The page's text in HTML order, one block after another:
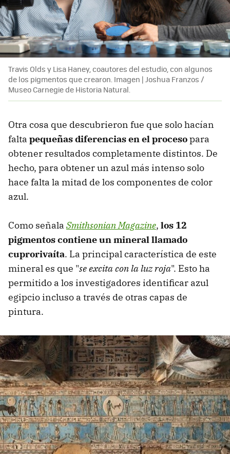
Travis Olds y Lisa Haney, coautores del estudio, con algunos
de los pigmentos que crearon. Imagen | Joshua Franzos /
Museo Carnegie de Historia Natural.
Otra cosa que descubrieron fue que solo hacían
falta pequeñas diferencias en el procesopara
obtener resultados completamente distintos. De
hecho, para obtener un azul más intenso solo
hace falta la mitad de los componentes de color
azul.
Como señala Smithsonian Magazine, los 12
pigmentos contiene un mineral llamado
cuprorivaíta. La principal característica de este
mineral es que "se excita con la luz roja". Esto ha
permitido a los investigadores identificar azul
egipcio incluso a través de otras capas de
pintura.